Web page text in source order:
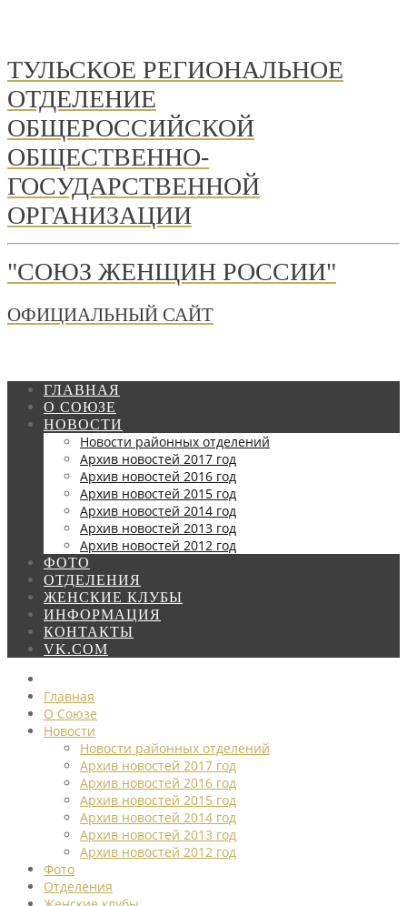
ТУЛЬСКОЕ РЕГИОНАЛЬНОЕ
ОТДЕЛЕНИЕ
ОБЩЕРОССИЙСКОЙ
ОБЩЕСТВЕННО-
ГОСУДАРСТВЕННОЙ
ОРГАНИЗАЦИИ
"СОЮЗ ЖЕНЩИН РОССИИ"
ОФИЦИАЛЬНЫЙ САЙТ
ГЛАВНАЯ
О СОЮЗЕ
НОВОСТИ
Новости районных отделений
Архив новостей 2017 год
Архив новостей 2016 год
Архив новостей 2015 год
Архив новостей 2014 год
Архив новостей 2013 год
Архив новостей 2012 год
ФОТО
ОТДЕЛЕНИЯ
ЖЕНСКИЕ КЛУБЫ
ИНФОРМАЦИЯ
КОНТАКТЫ
VK.COM
Главная
О Союзе
Новости
Новости районных отделений
Архив новостей 2017 год
Архив новостей 2016 год
Архив новостей 2015 год
Архив новостей 2014 год
Архив новостей 2013 год
Архив новостей 2012 год
Фото
Отделения